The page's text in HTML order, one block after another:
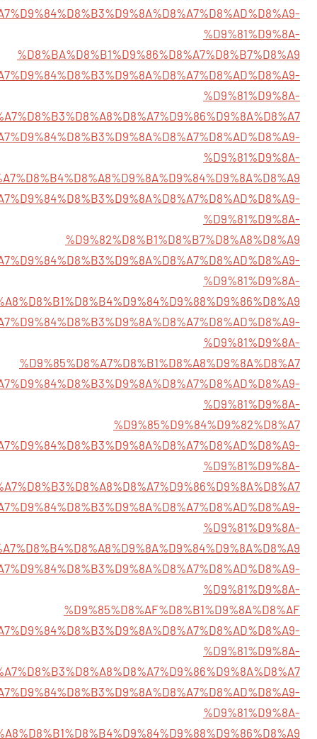
%D9%81%D9%8A-
%D8%BA%D8%B1%D9%86%D8%A7%D8%B7%D8%A9
%D9%81%D9%8A-
%D9%81%D9%8A-
%D9%81%D9%8A-
%D9%82%D8%B1%D8%B7%D8%A8%D8%A9
%D9%81%D9%8A-
%D9%81%D9%8A-
%D9%85%D8%A7%D8%B1%D8%A8%D9%8A%D8%A7
%D9%81%D9%8A-
%D9%85%D9%84%D9%82%D8%A7
%D9%81%D9%8A-
%D9%81%D9%8A-
%D9%81%D9%8A-
%D9%85%D8%AF%D8%B1%D9%8A%D8%AF
%D9%81%D9%8A-
%D9%81%D9%8A-